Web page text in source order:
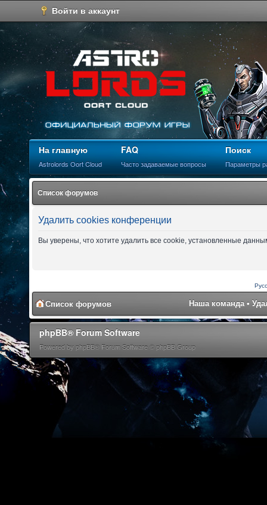
Войти в аккаунт
На главную
Astrolords Oort Cloud
FAQ
Часто задаваемые вопросы
Поиск
Параметры
Список форумов
Удалить cookies конференции
Вы уверены, что хотите удалить все cookie, установленные
Список форумов Наша команда•
phpBB® Forum Software
Powered by phpBB® Forum Software © phpBB Group